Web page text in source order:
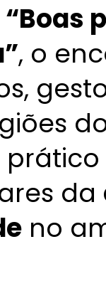
“Boas
, o
da
no